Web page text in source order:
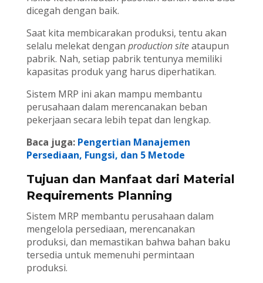
dicegah dengan baik.
Saat kita membicarakan produksi, tentu akan
selalu melekat dengan production siteataupun
pabrik. Nah, setiap pabrik tentunya memiliki
kapasitas produk yang harus diperhatikan.
Sistem MRP ini akan mampu membantu
perusahaan dalam merencanakan beban
pekerjaan secara lebih tepat dan lengkap.
Baca juga: Pengertian Manajemen
Persediaan, Fungsi, dan 5 Metode
Tujuan dan Manfaat dari Material
Requirements Planning
Sistem MRP membantu perusahaan dalam
mengelola persediaan, merencanakan
produksi, dan memastikan bahwa bahan baku
tersedia untuk memenuhi permintaan
produksi.